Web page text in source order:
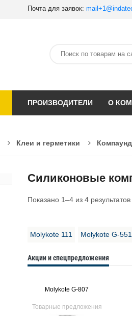
Почта для заявок:
ПРОИЗВОДИТЕЛИ О
Клеи и герметики
Силиконовые
Показано 1–4 из 4 результатов
Molykote 111 Molykote G-
Акции и спецпредложения
Molykote G-807
Товарные предложения